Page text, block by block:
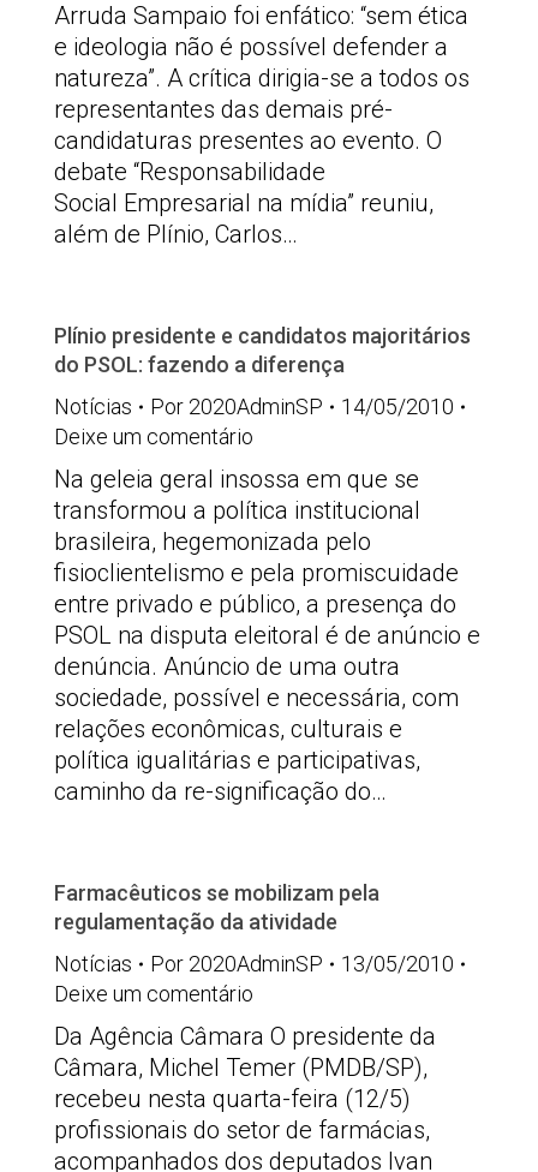
Arruda Sampaio foi enfático: “sem ética
e ideologia não é possível defender a
natureza”. A crítica dirigia-se a todos os
representantes das demais pré-
candidaturas presentes ao evento. O
debate “Responsabilidade
Social Empresarial na mídia” reuniu,
além de Plínio, Carlos…
Plínio presidente e candidatos majoritários
do PSOL: fazendo a diferença
Notícias
Por 2020AdminSP
14/05/2010
Deixe um comentário
Na geleia geral insossa em que se
transformou a política institucional
brasileira, hegemonizada pelo
fisioclientelismo e pela promiscuidade
entre privado e público, a presença do
PSOL na disputa eleitoral é de anúncio e
denúncia. Anúncio de uma outra
sociedade, possível e necessária, com
relações econômicas, culturais e
política igualitárias e participativas,
caminho da re-significação do…
Farmacêuticos se mobilizam pela
regulamentação da atividade
Notícias
Por 2020AdminSP
13/05/2010
Deixe um comentário
Da Agência Câmara O presidente da
Câmara, Michel Temer (PMDB/SP),
recebeu nesta quarta-feira (12/5)
profissionais do setor de farmácias,
acompanhados dos deputados Ivan